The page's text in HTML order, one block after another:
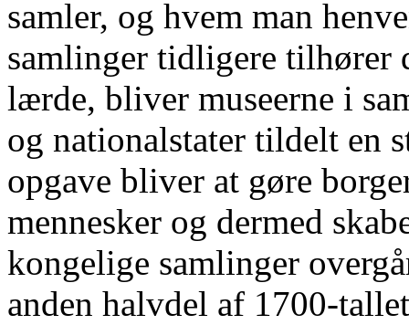
samler, og hvem man
samlinger tidligere tilhører
lærde, bliver museerne i
og nationalstater tildelt en
opgave bliver at gøre
mennesker og dermed
kongelige samlinger
anden halvdel af 1700-